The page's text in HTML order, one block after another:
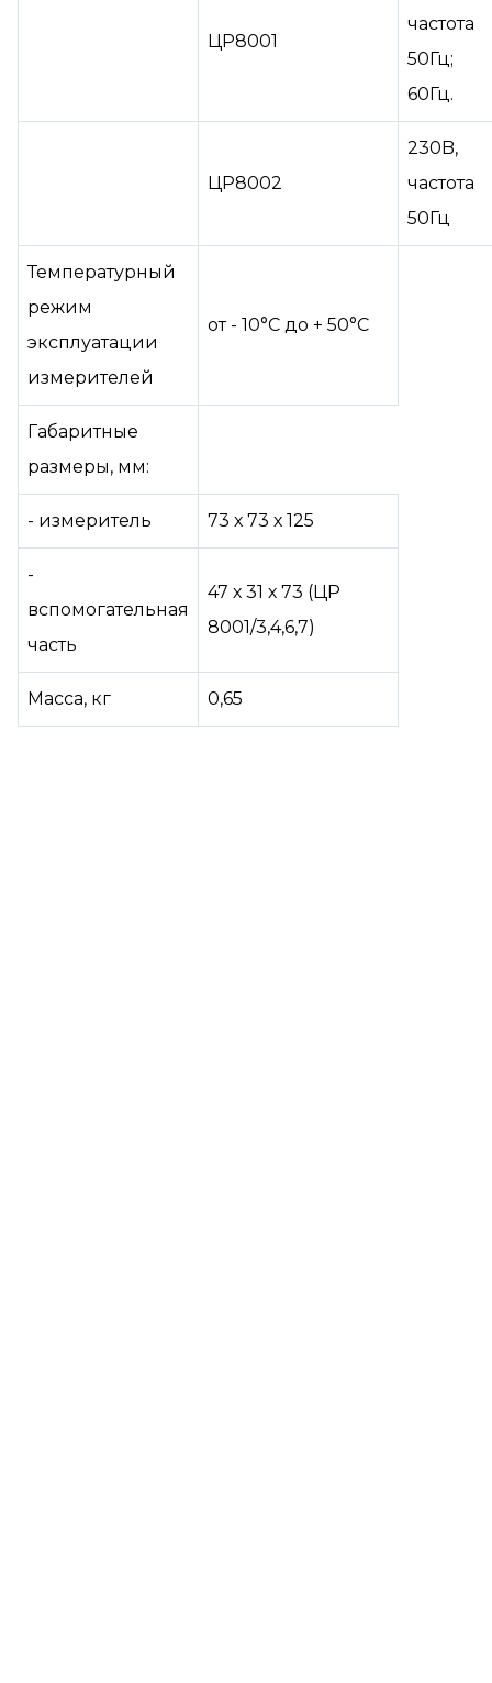
ЦР8001
частота
50Гц;
60Гц.
ЦР8002
230B,
частота
50Гц
Температурный
режим
эксплуатации
измерителей
от - 10°С до + 50°С
Габаритные
размеры, мм:
- измеритель 73 х 73 х 125
-
вспомогательная
часть
47 х 31 х 73 (ЦР
8001/3,4,6,7)
Масса, кг 0,65